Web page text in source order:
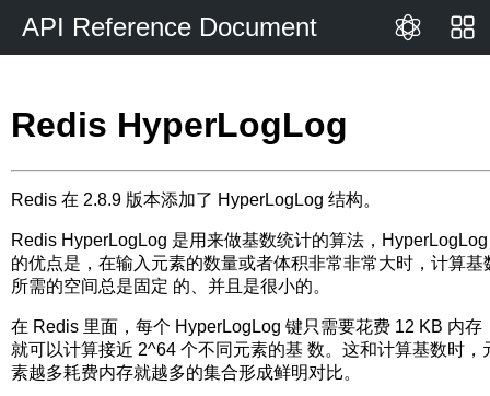
API Reference Document
Redis HyperLogLog
Redis 在 2.8.9 版本添加了 HyperLogLog 结构。
Redis HyperLogLog 是用来做基数统计的算法，HyperLogLog
的优点是，在输入元素的数量或者体积非常非常大时，计算基
所需的空间总是固定 的、并且是很小的。
在 Redis 里面，每个 HyperLogLog 键只需要花费 12 KB 内存
就可以计算接近 2^64 个不同元素的基 数。这和计算基数时，
素越多耗费内存就越多的集合形成鲜明对比。